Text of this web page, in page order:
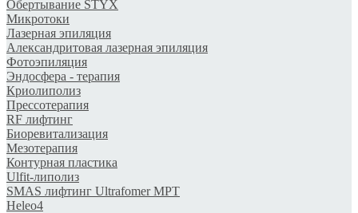
Обертывание STYX
Микротоки
Лазерная эпиляция
Александритовая лазерная эпиляция
Фотоэпиляция
Эндосфера - терапия
Криолиполиз
Прессотерапия
RF лифтинг
Биоревитализация
Мезотерапия
Контурная пластика
Ulfit-липолиз
SMAS лифтинг Ultrafomer MPT
Heleo4